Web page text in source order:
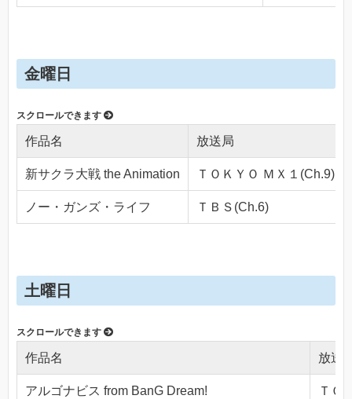
金曜日
作品名 放送局
新サクラ大戦 the Animation ＴＯＫＹＯ ＭＸ１(Ch.9)
ノー・ガンズ・ライフ ＴＢＳ(Ch.6)
土曜日
作品名 放送
アルゴナビス from BanG Dream! ＴＯ